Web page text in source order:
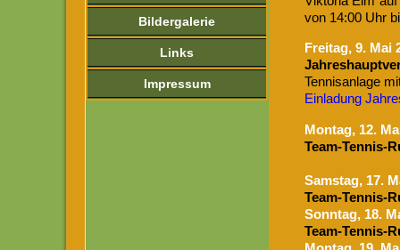
Bildergalerie
Links
Impressum
von 14:00 Uhr
Freitag, 9. Mai
Tennisanlage
Einladung
Montag, 12.
Team-Tennis-
Samstag, 17.
Team-Tennis-
Sonntag, 18.
Team-Tennis-